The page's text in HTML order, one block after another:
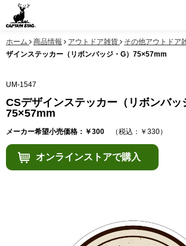
ホーム 商品情報 アウトドア雑貨 その他アウトドア
ザインステッカー（リボンバッジ・G）75×57mm
UM-1547
CSデザインステッカー（リボンバッ
75×57mm
メーカー希望小売価格：￥300 （税込：￥330）
オンラインストアで購入